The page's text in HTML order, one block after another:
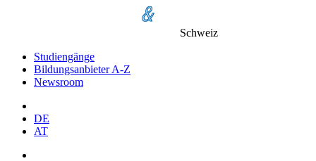
Schweiz
Studiengänge
Bildungsanbieter A-Z
Newsroom
DE
AT